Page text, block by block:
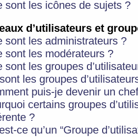
sont les icônes de sujets ?
d’utilisateurs et
sont les administrateurs ?
sont les modérateurs ?
sont les groupes
les groupes
puis-je devenir un
certains groupes
?
ce qu’un “Groupe